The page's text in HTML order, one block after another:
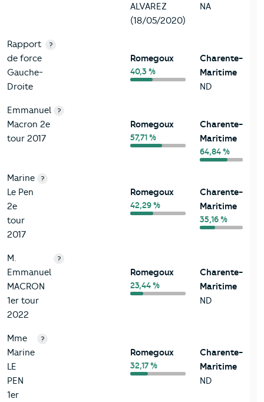
ALVAREZ
(18/05/2020)
NA
Rapport
de force
Gauche-
Droite
?
Romegoux
40,3 %
Charente-
Maritime
ND
Emmanuel
Macron 2e
tour 2017
?
Romegoux
57,71 %
Charente-
Maritime
64,84 %
Marine
Le Pen
2e
tour
2017
?
Romegoux
42,29 %
Charente-
Maritime
35,16 %
M.
Emmanuel
MACRON
1er tour
2022
?
Romegoux
23,44 %
Charente-
Maritime
ND
Mme
Marine
LE
PEN
1er
?
Romegoux
32,17 %
Charente-
Maritime
ND